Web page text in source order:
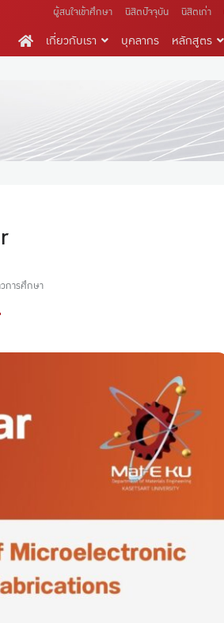
ผู้สนใจเข้าศึกษา นิสิตปัจจุบัน นิสิตเก่า
เกี่ยวกับเรา บุคลากร หลักสูตร
การศึกษา